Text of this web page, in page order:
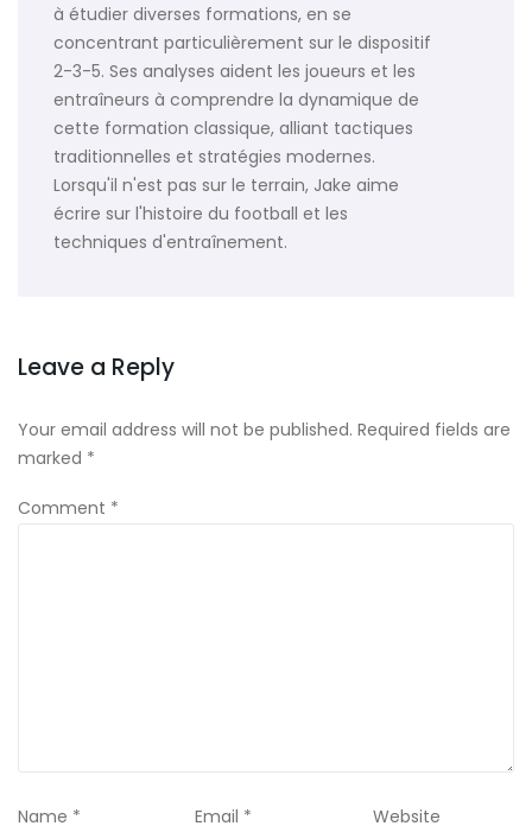
à étudier diverses formations, en se
concentrant particulièrement sur le dispositif
2-3-5. Ses analyses aident les joueurs et les
entraîneurs à comprendre la dynamique de
cette formation classique, alliant tactiques
traditionnelles et stratégies modernes.
Lorsqu'il n'est pas sur le terrain, Jake aime
écrire sur l'histoire du football et les
techniques d'entraînement.
Leave a Reply
Your email address will not be published. Required fields are
marked *
Comment *
Name * Email * Website